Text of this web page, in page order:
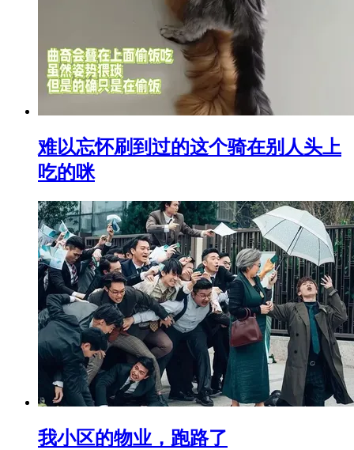
难以忘怀刷到过的这个骑在别人头上
吃的咪
我小区的物业，跑路了